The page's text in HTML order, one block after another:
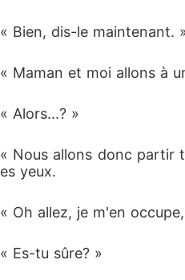
« Bien, dis-le maintenant.
« Maman et moi allons à
« Alors...? »
« Nous allons donc partir
es yeux.
« Oh allez, je m'en
« Es-tu sûre? »